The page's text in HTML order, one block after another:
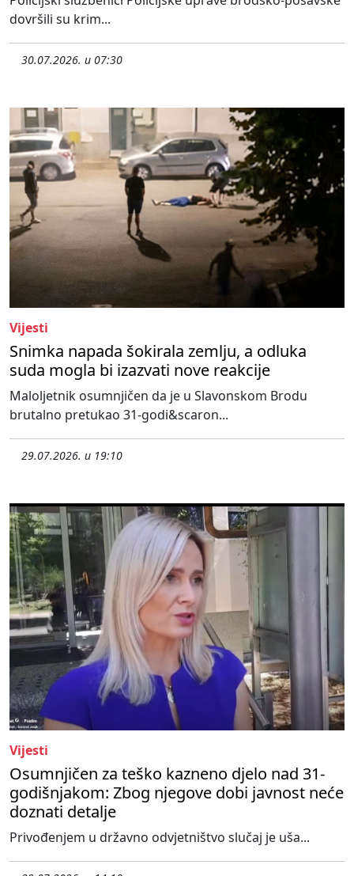
dovršili su krim...
30.07.2026. u 07:30
Vijesti
Snimka napada šokirala zemlju, a odluka
suda mogla bi izazvati nove reakcije
Maloljetnik osumnjičen da je u Slavonskom Brodu
brutalno pretukao 31-godi&scaron...
29.07.2026. u 19:10
Vijesti
Osumnjičen za teško kazneno djelo nad 31-
godišnjakom: Zbog njegove dobi javnost neće
doznati detalje
Privođenjem u državno odvjetništvo slučaj je uša...